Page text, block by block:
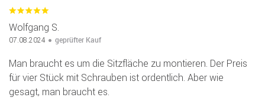
Wolfgang S.
07.08.2024 geprüfter Kauf
Man braucht es um die Sitzfläche zu montieren. Der Preis
für vier Stück mit Schrauben ist ordentlich. Aber wie
gesagt, man braucht es.